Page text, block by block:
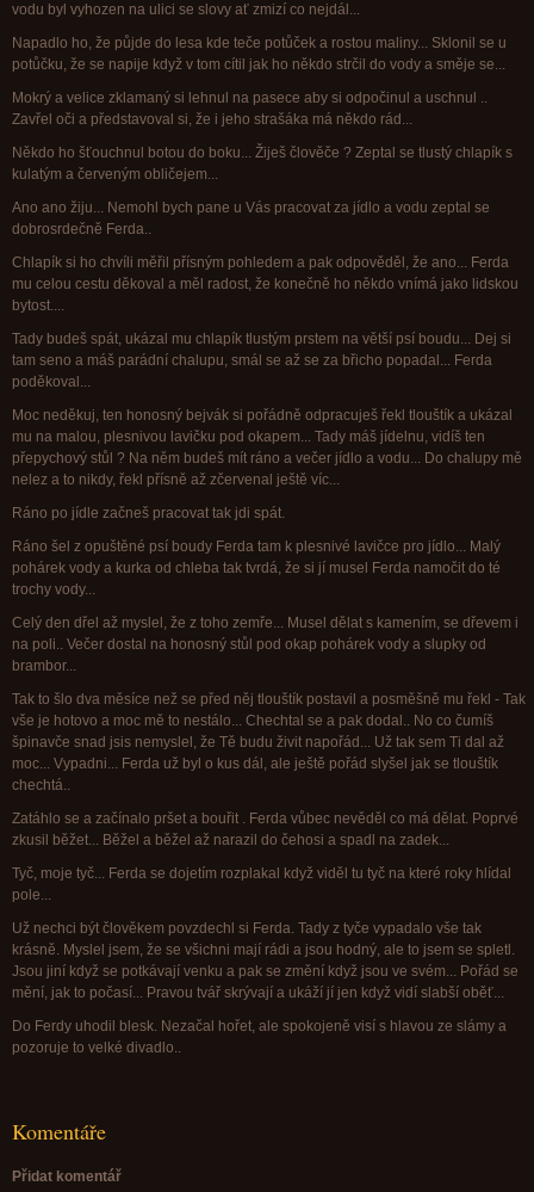
vodu byl vyhozen na ulici se slovy ať zmizí co nejdál...
Napadlo ho, že půjde do lesa kde teče potůček a rostou maliny... Sklonil se u
potůčku, že se napije když v tom cítil jak ho někdo strčil do vody a směje se...
Mokrý a velice zklamaný si lehnul na pasece aby si odpočinul a uschnul ..
Zavřel oči a představoval si, že i jeho strašáka má někdo rád...
Někdo ho šťouchnul botou do boku... Žiješ člověče ? Zeptal se tlustý chlapík s
kulatým a červeným obličejem...
Ano ano žiju... Nemohl bych pane u Vás pracovat za jídlo a vodu zeptal se
dobrosrdečně Ferda..
Chlapík si ho chvíli měřil přísným pohledem a pak odpověděl, že ano... Ferda
mu celou cestu děkoval a měl radost, že konečně ho někdo vnímá jako lidskou
bytost....
Tady budeš spát, ukázal mu chlapík tlustým prstem na větší psí boudu... Dej si
tam seno a máš parádní chalupu, smál se až se za břicho popadal... Ferda
poděkoval...
Moc neděkuj, ten honosný bejvák si pořádně odpracuješ řekl tlouštík a ukázal
mu na malou, plesnivou lavičku pod okapem... Tady máš jídelnu, vidíš ten
přepychový stůl ? Na něm budeš mít ráno a večer jídlo a vodu... Do chalupy mě
nelez a to nikdy, řekl přísně až zčervenal ještě víc...
Ráno po jídle začneš pracovat tak jdi spát.
Ráno šel z opuštěné psí boudy Ferda tam k plesnivé lavičce pro jídlo... Malý
pohárek vody a kurka od chleba tak tvrdá, že si jí musel Ferda namočit do té
trochy vody...
Celý den dřel až myslel, že z toho zemře... Musel dělat s kamením, se dřevem i
na poli.. Večer dostal na honosný stůl pod okap pohárek vody a slupky od
brambor...
Tak to šlo dva měsíce než se před něj tlouštík postavil a posměšně mu řekl - Tak
vše je hotovo a moc mě to nestálo... Chechtal se a pak dodal.. No co čumíš
špinavče snad jsis nemyslel, že Tě budu živit napořád... Už tak sem Ti dal až
moc... Vypadni... Ferda už byl o kus dál, ale ještě pořád slyšel jak se tlouštík
chechtá..
Zatáhlo se a začínalo pršet a bouřit . Ferda vůbec nevěděl co má dělat. Poprvé
zkusil běžet... Běžel a běžel až narazil do čehosi a spadl na zadek...
Tyč, moje tyč... Ferda se dojetím rozplakal když viděl tu tyč na které roky hlídal
pole...
Už nechci být člověkem povzdechl si Ferda. Tady z tyče vypadalo vše tak
krásně. Myslel jsem, že se všichni mají rádi a jsou hodný, ale to jsem se spletl.
Jsou jiní když se potkávají venku a pak se změní když jsou ve svém... Pořád se
mění, jak to počasí... Pravou tvář skrývají a ukáží jí jen když vidí slabší oběť...
Do Ferdy uhodil blesk. Nezačal hořet, ale spokojeně visí s hlavou ze slámy a
pozoruje to velké divadlo..
Komentáře
Přidat komentář